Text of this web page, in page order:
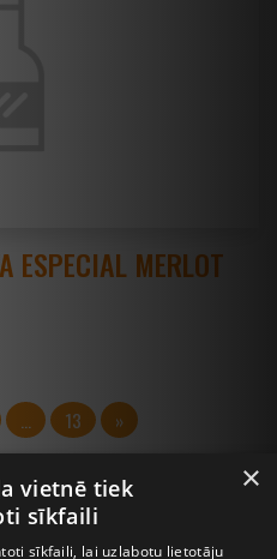
ESPECIAL MERLOT
13 »
×
vietnē tiek
sīkfaili
sīkfaili, lai uzlabotu lietotāju